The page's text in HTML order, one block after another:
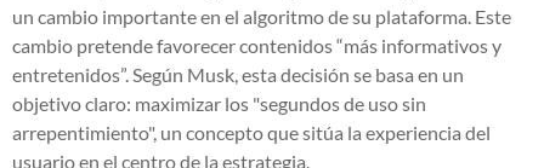
un cambio importante en el algoritmo de su plataforma. Este
cambio pretende favorecer contenidos “más informativos y
entretenidos”. Según Musk, esta decisión se basa en un
objetivo claro: maximizar los "segundos de uso sin
arrepentimiento", un concepto que sitúa la experiencia del
usuario en el centro de la estrategia.